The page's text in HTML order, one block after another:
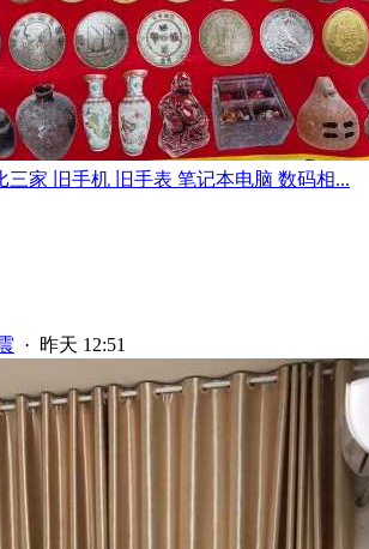
三家 旧手机 旧手表 笔记本电脑 数码相...
· 昨天 12:51